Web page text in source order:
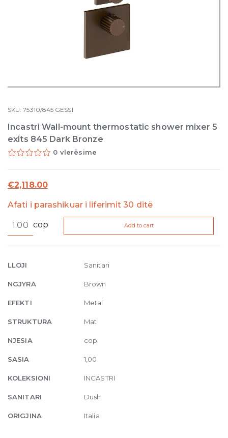
SKU:75310/845 GESSI
Incastri Wall-mount thermostatic shower mixer 5
exits 845 Dark Bronze
0 vlerësime
€2,118.00
Afati i parashikuar i liferimit 30 ditë
Wall-
shower
5
exits
Dark
Bronze
cop Add to cart
LLOJI Sanitari
NGJYRA Brown
EFEKTI Metal
STRUKTURA Mat
NJESIA cop
SASIA 1,00
KOLEKSIONI INCASTRI
SANITARI Dush
ORIGJINA Italia